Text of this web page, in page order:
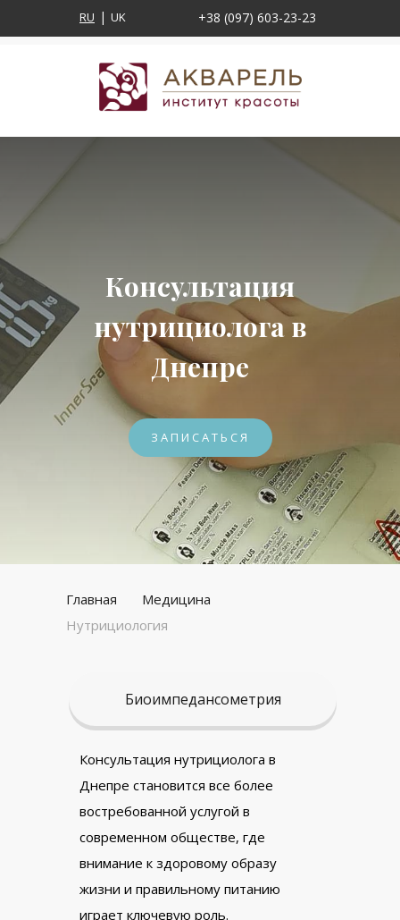
RU UK +38 (097) 603-23-23
Консультация
нутрициолога в
Днепре
ЗАПИСАТЬСЯ
Главная
Медицина
Нутрициология
Биоимпедансометрия
Консультация нутрициолога в
Днепре становится все более
востребованной услугой в
современном обществе, где
внимание к здоровому образу
жизни и правильному питанию
играет ключевую роль.